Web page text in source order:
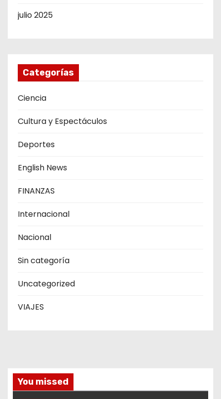
julio 2025
Categorías
Ciencia
Cultura y Espectáculos
Deportes
English News
FINANZAS
Internacional
Nacional
Sin categoría
Uncategorized
VIAJES
You missed